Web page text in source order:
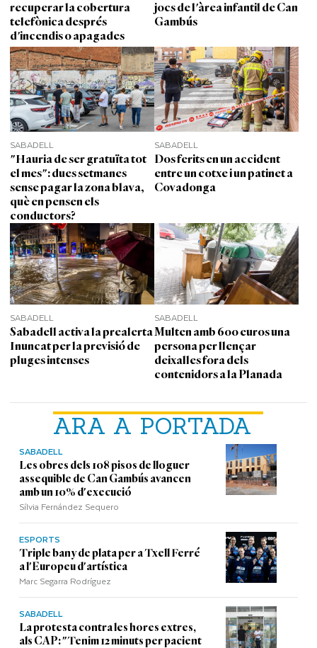
ARA A PORTADA
SABADELL
Les obres dels 108 pisos de lloguer
assequible de Can Gambús avancen
amb un 10% d'execució
Sílvia Fernández Sequero
ESPORTS
Triple bany de plata per a Txell Ferré
a l'Europeu d'artística
Marc Segarra Rodríguez
SABADELL
La protesta contra les hores extres,
als CAP: "Tenim 12 minuts per pacient
recuperar la cobertura
telefònica després
d'incendis o apagades
jocs de l'àrea infantil de Can
Gambús
SABADELL
"Hauria de ser gratuïta tot
el mes": dues setmanes
sense pagar la zona blava,
què en pensen els
conductors?
SABADELL
Dos ferits en un accident
entre un cotxe i un patinet a
Covadonga
SABADELL
Sabadell activa la prealerta
Inuncat per la previsió de
pluges intenses
SABADELL
Multen amb 600 euros una
persona per llençar
deixalles fora dels
contenidors a la Planada